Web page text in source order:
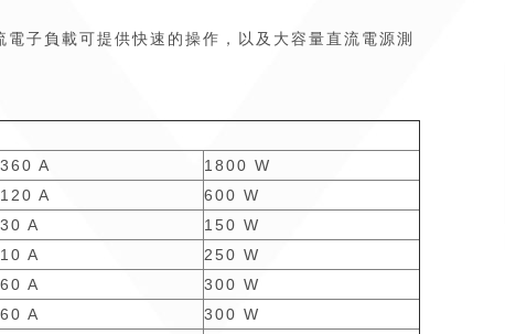
子負載可提供快速的操作，以及大容量直流電源測
A
1800 W
A
600 W
A
150 W
A
250 W
A
300 W
A
300 W